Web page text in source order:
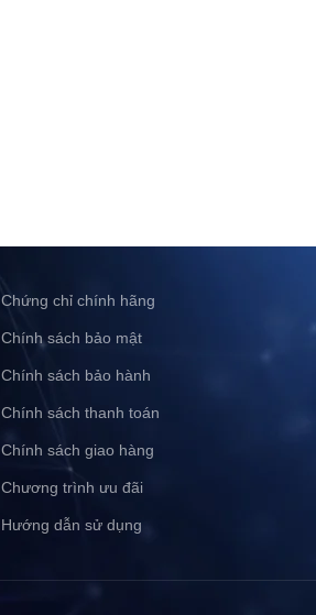
Chứng chỉ chính hãng
Chính sách bảo mật
Chính sách bảo hành
Chính sách thanh toán
Chính sách giao hàng
Chương trình ưu đãi
Hướng dẫn sử dụng